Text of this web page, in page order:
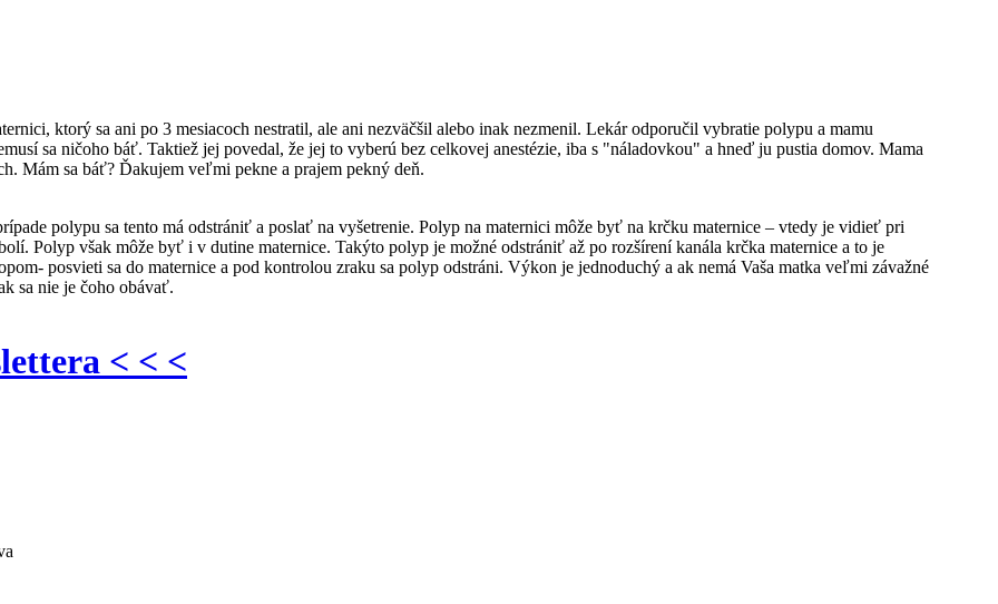
ktorý sa ani po 3 mesiacoch nestratil, ale ani nezväčšil alebo inak nezmenil. Lekár odporučil vybratie polypu a mamu
sa ničoho báť. Taktiež jej povedal, že jej to vyberú bez celkovej anestézie, iba s "náladovkou" a hneď ju pustia domov. Mama
Mám sa báť? Ďakujem veľmi pekne a prajem pekný deň.
polypu sa tento má odstrániť a poslať na vyšetrenie. Polyp na maternici môže byť na krčku maternice – vtedy je vidieť pri
Polyp však môže byť i v dutine maternice. Takýto polyp je možné odstrániť až po rozšírení kanála krčka maternice a to je
posvieti sa do maternice a pod kontrolou zraku sa polyp odstráni. Výkon je jednoduchý a ak nemá Vaša matka veľmi závažné
sa nie je čoho obávať.
< < <